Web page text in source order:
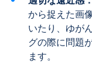
から捉えた画
いたり、ゆが
グの際に問題
ます。